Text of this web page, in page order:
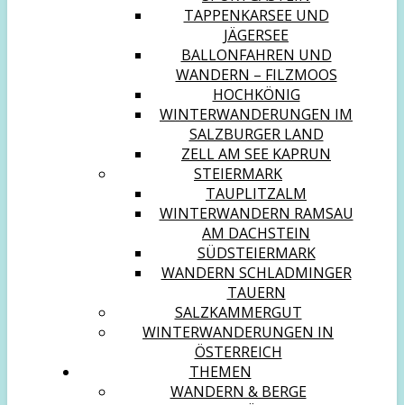
TAPPENKARSEE UND
JÄGERSEE
BALLONFAHREN UND
WANDERN – FILZMOOS
HOCHKÖNIG
WINTERWANDERUNGEN IM
SALZBURGER LAND
ZELL AM SEE KAPRUN
STEIERMARK
TAUPLITZALM
WINTERWANDERN RAMSAU
AM DACHSTEIN
SÜDSTEIERMARK
WANDERN SCHLADMINGER
TAUERN
SALZKAMMERGUT
WINTERWANDERUNGEN IN
ÖSTERREICH
THEMEN
WANDERN & BERGE